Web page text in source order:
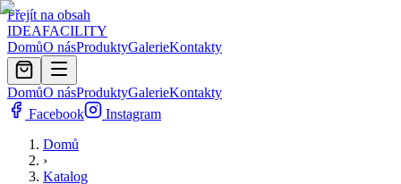
Přejít na obsah
IDEAFACILITY
DomůO násProduktyGalerieKontakty
DomůO násProduktyGalerieKontakty
Facebook
Instagram
Domů
›
Katalog